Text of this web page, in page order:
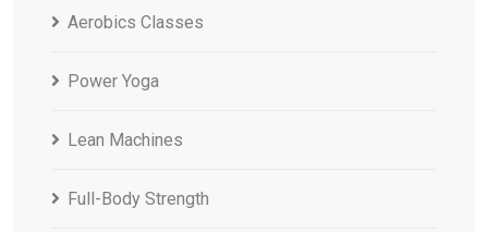
Aerobics Classes
Power Yoga
Lean Machines
Full-Body Strength